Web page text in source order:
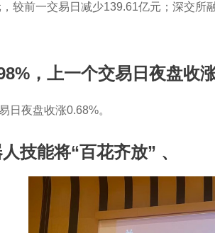
较前一交易日减少139.61亿元；深交
，上一个交易日夜盘收涨
日夜盘收涨0.68%。
技能将“百花齐放” 、